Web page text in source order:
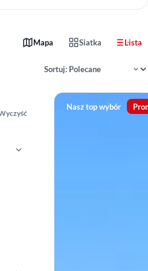
Mapa Siatka Lista
Nasz top wybór